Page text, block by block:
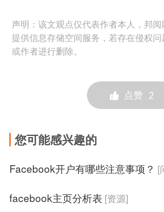
声明：该文观点仅代表作者本人，邦
提供信息存储空间服务，若存在侵权
或作者进行删除。
点赞 2
您可能感兴趣的
Facebook开户有哪些注意事项？ [
facebook主页分析表 [资源]